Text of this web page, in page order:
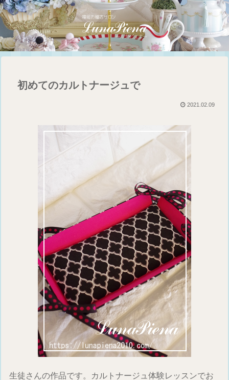
初めてのカルトナージュで
2021.02.09
生徒さんの作品です。カルトナージュ体験レッスンでお